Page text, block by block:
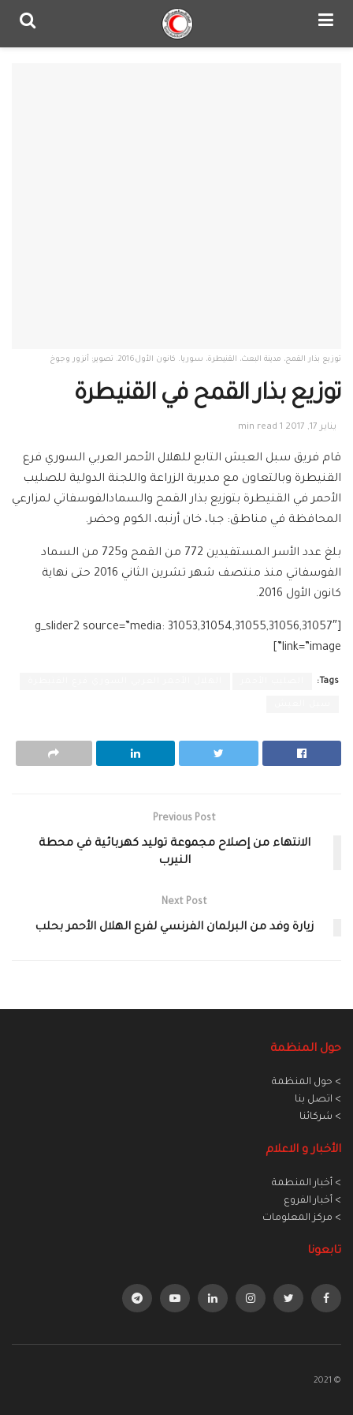
توزيع بذار القمح، مدينة البعث، القنيطرة، سوريا. كانون الأول2016. تصوير: أنزور وجوخ
توزيع بذار القمح في القنيطرة
يناير 17, 2017 1 min read
قام فريق سبل العيش التابع للهلال الأحمر العربي السوري فرع
القنيطرة وبالتعاون مع مديرية الزراعة واللجنة الدولية للصليب
الأحمر في القنيطرة بتوزيع بذار القمح والسمادالفوسفاتي لمزارعي
المحافظة في مناطق: جبا، خان أرنبه، الكوم وحضر.
بلغ عدد الأسر المستفيدين 772 من القمح و725 من السماد
الفوسفاتي منذ منتصف شهر تشرين الثاني 2016 حتى نهاية
كانون الأول 2016.
[g_slider2 source=”media: 31053,31054,31055,31056,31057″
link=”image”]
Tags:
Previous Post
الانتهاء من إصلاح مجموعة توليد كهربائية في محطة
النيرب
Next Post
زيارة وفد من البرلمان الفرنسي لفرع الهلال الأحمر بحلب
حول المنظمة
> حول المنظمة
> اتصل بنا
> شركائنا
الأخبار و الاعلام
> أخبار المنطمة
> أخبار الفروع
> مركز المعلومات
تابعونا
© 2021